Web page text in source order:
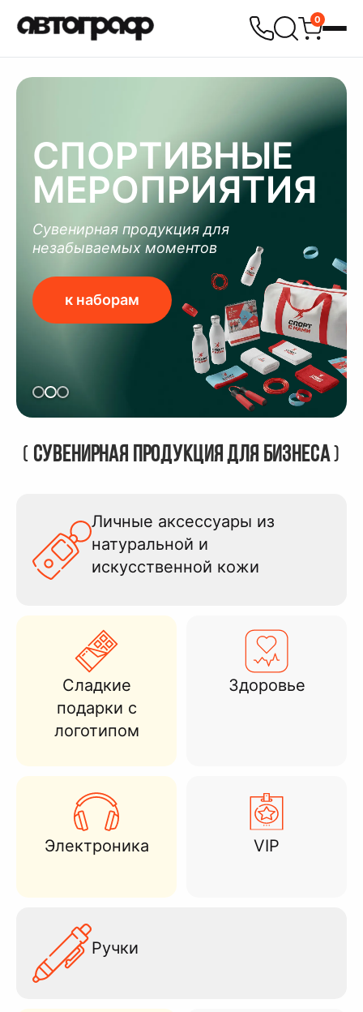
0
СПОРТИВНЫЕ
МЕРОПРИЯТИЯ
Сувенирная продукция для
незабываемых моментов
к наборам
( Сувенирная продукция для бизнеса)
Личные аксессуары из
натуральной и
искусственной кожи
Сладкие
подарки с
логотипом
Здоровье
Электроника VIP
Ручки